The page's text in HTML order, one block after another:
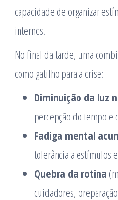
capacidade de organizar
internos.
No final da tarde, uma
como gatilho para a crise:
Diminuição da luz
percepção do tempo e
Fadiga mental
tolerância a estímulos
Quebra da rotina
cuidadores,